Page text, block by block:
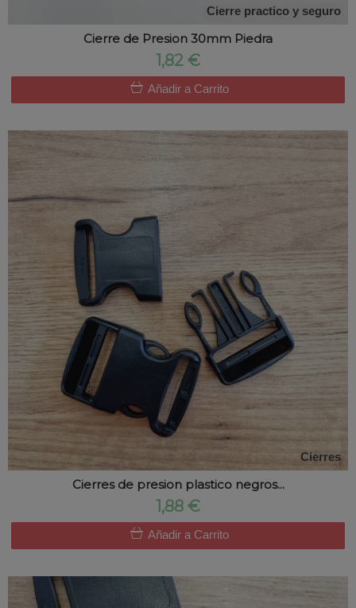
Cierre practico y seguro
Cierre de Presion 30mm Piedra
1,82 €
Añadir a Carrito
Cierres
Cierres de presion plastico negros...
1,88 €
Añadir a Carrito